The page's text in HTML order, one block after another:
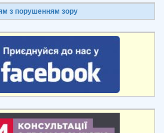
з порушенням зору